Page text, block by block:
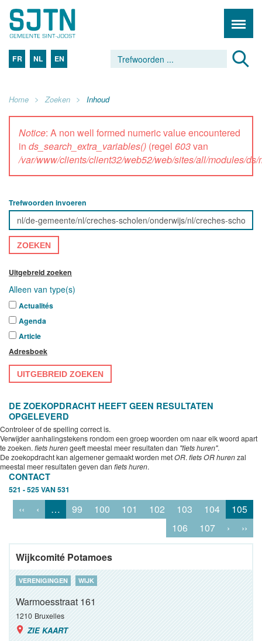
FR NL EN
Home Zoeken Inhoud
Notice: A non well formed numeric value encountered
in ds_search_extra_variables() (regel 603van
/var/www/clients/client32/web52/web/sites/all/modules/
Trefwoorden invoeren
ZOEKEN
Uitgebreid zoeken
Alleen van type(s)
Actualités
Agenda
Article
Adresboek
UITGEBREID ZOEKEN
DE ZOEKOPDRACHT HEEFT GEEN RESULTATEN
OPGELEVERD
Controleer of de spelling correct is.
Verwijder aanhalingstekens rondom een groep woorden om naar elk woord apart
te zoeken. fiets hurengeeft meestal meer resultaten dan "fiets huren".
De zoekopdracht kan algemener gemaakt worden metOR. fiets OR hurenzal
meestal meer resultaten geven dan fiets huren.
CONTACT
521 - 525 VAN 531
‹‹ ‹ … 99 100 101 102 103 104
105
106
107 › ››
Wijkcomité Potamoes
VERENIGINGEN WIJK
Warmoesstraat 161
1210 Bruxelles
ZIE KAART